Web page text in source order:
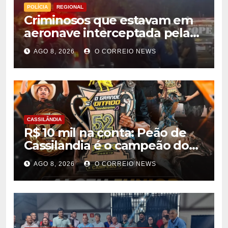
POLÍCIA REGIONAL
Criminosos que estavam em
aeronave interceptada pela
FAB em MS morrem durante
confronto com o Bope
AGO 8, 2026 O CORREIO NEWS
CASSILÂNDIA
R$ 10 mil na conta: Peão de
Cassilandia é o campeão do
desafio “O Grande Ditado
Bandeirantes” em
Rondonópolis
AGO 8, 2026 O CORREIO NEWS